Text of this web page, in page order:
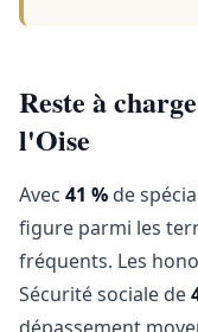
Reste à
l'Oise
Avec 41 % de
figure parmi les
fréquents. Les
Sécurité sociale de